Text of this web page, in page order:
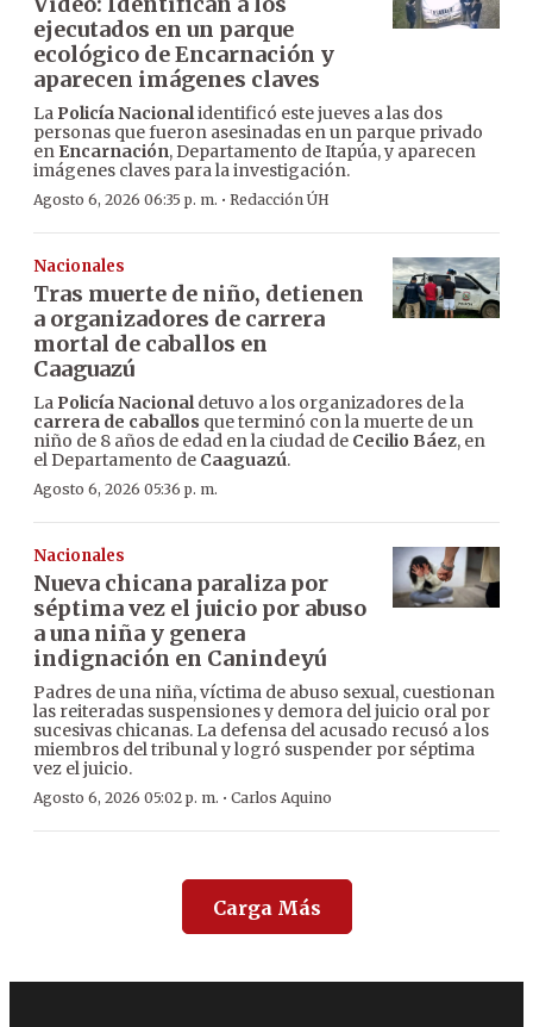
ejecutados en un parque
ecológico de Encarnación y
aparecen imágenes claves
La Policía Nacionalidentificó este jueves a las dos
personas que fueron asesinadas en un parque privado
en Encarnación, Departamento de Itapúa, y aparecen
imágenes claves para la investigación.
Agosto 6, 2026 06:35 p. m. · Redacción ÚH
Nacionales
Tras muerte de niño, detienen
a organizadores de carrera
mortal de caballos en
Caaguazú
La Policía Nacionaldetuvo a los organizadores de la
carrera de caballos que terminó con la muerte de un
niño de 8 años de edad en la ciudad de Cecilio Báez, en
el Departamento de Caaguazú.
Agosto 6, 2026 05:36 p. m.
Nacionales
Nueva chicana paraliza por
séptima vez el juicio por abuso
a una niña y genera
indignación en Canindeyú
Padres de una niña, víctima de abuso sexual, cuestionan
las reiteradas suspensiones y demora del juicio oral por
sucesivas chicanas. La defensa del acusado recusó a los
miembros del tribunal y logró suspender por séptima
vez el juicio.
Agosto 6, 2026 05:02 p. m. · Carlos Aquino
Carga Más